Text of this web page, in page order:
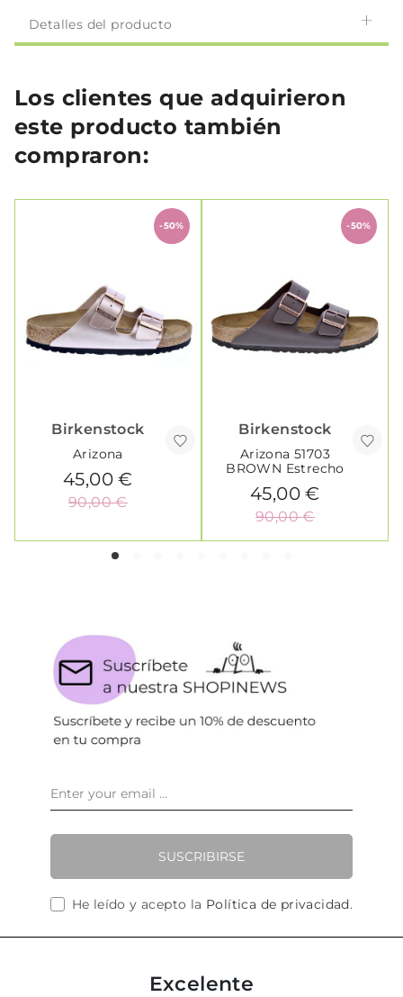
Detalles del producto
Los clientes que adquirieron
este producto también
compraron:
-50%
Birkenstock
Arizona
45,00 €
90,00 €
-50%
Birkenstock
Arizona 51703
BROWN Estrecho
45,00 €
90,00 €
SUSCRIBIRSE
He leído y acepto la Política de privacidad.
Excelente